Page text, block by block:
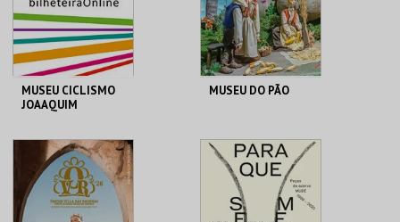
COMPRAR COMPRAR
MUSEU CICLISMO
JOAAQUIM
P/ESCOLAS FORA
CONC.)
MUSEU DO CICLISMO
MAIS INFO
MUSEU DO PÃO
MUSEU DO PÃO
MAIS INFO